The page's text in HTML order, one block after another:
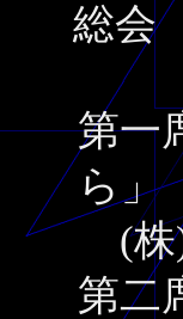
総会
第一
ら」
(株
第二